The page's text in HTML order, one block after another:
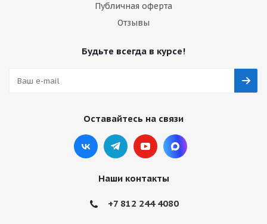
Публичная оферта
Отзывы
Будьте всегда в курсе!
Оставайтесь на связи
Наши контакты
+7 812 244 4080